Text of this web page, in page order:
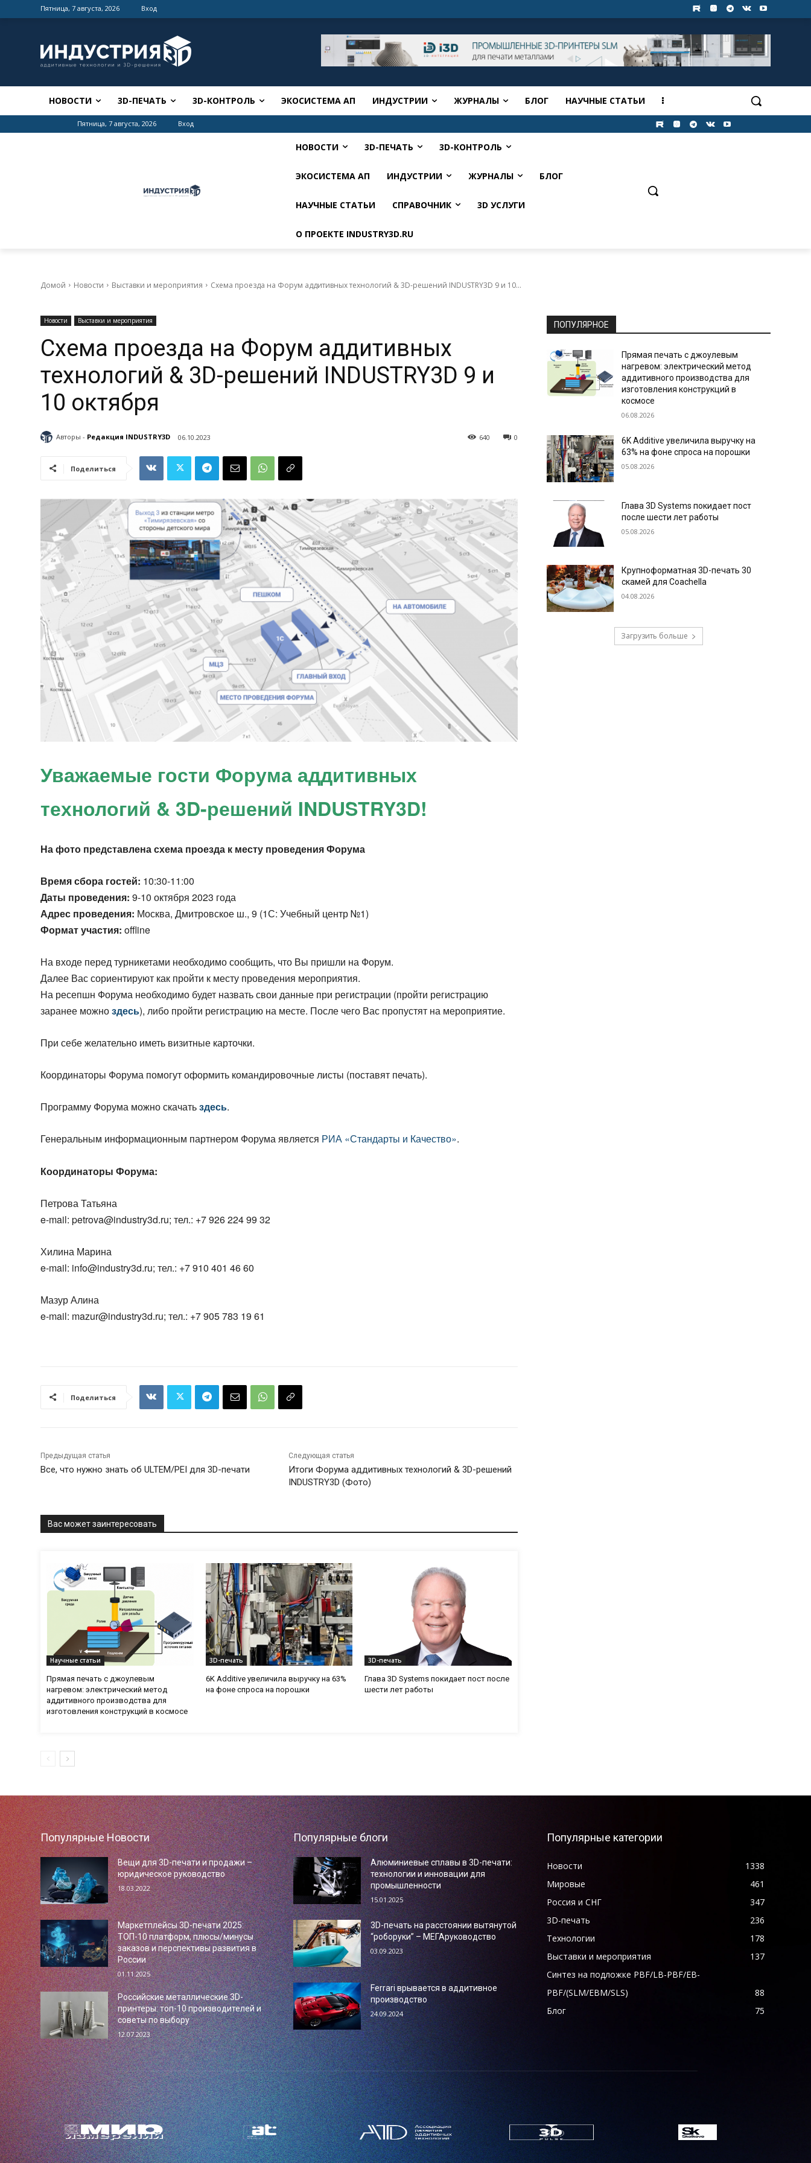
Пятница, 7 августа, 2026 Вход
НОВОСТИ 3D-ПЕЧАТЬ 3D-КОНТРОЛЬ ЭКОСИСТЕМА АП ИНДУСТРИИ ЖУРНАЛЫ БЛОГ НАУЧНЫЕ СТАТЬИ
Пятница, 7 августа, 2026 Вход
НОВОСТИ 3D-ПЕЧАТЬ 3D-КОНТРОЛЬ
ЭКОСИСТЕМА АП ИНДУСТРИИ ЖУРНАЛЫ БЛОГ
НАУЧНЫЕ СТАТЬИ СПРАВОЧНИК 3D УСЛУГИ
О ПРОЕКТЕ INDUSTRY3D.RU
Домой Новости Выставки и мероприятия Схема проезда на Форум аддитивных технологий & 3D-решений INDUSTRY3D 9 и 10...
Новости Выставки и мероприятия
Схема проезда на Форум аддитивных
технологий & 3D-решений INDUSTRY3D 9 и
10 октября
Авторы - Редакция INDUSTRY3D 06.10.2023 0
640
Поделиться
Уважаемые гости Форума аддитивных
технологий & 3D-решений INDUSTRY3D!
На фото представлена схема проезда к месту проведения Форума
Время сбора гостей: 10:30-11:00
Даты проведения:9-10 октября 2023 года
Адрес проведения: Москва, Дмитровское ш., 9 (1С: Учебный центр №1)
Формат участия:offline
На входе перед турникетами необходимо сообщить, что Вы пришли на Форум.
Далее Вас сориентируют как пройти к месту проведения мероприятия.
На ресепшн Форума необходимо будет назвать свои данные при регистрации (пройти регистрацию
заранее можноздесь), либо пройти регистрацию на месте. После чего Вас пропустят на мероприятие.
При себе желательно иметь визитные карточки.
Координаторы Форума помогут оформить командировочные листы (поставят печать).
Программу Форума можно скачатьздесь.
Генеральным информационным партнером Форума является РИА «Стандарты и Качество».
Координаторы Форума:
Петрова Татьяна
e-mail: petrova@industry3d.ru; тел.: +7 926 224 99 32
Хилина Марина
e-mail: info@industry3d.ru; тел.: +7 910 401 46 60
Мазур Алина
e-mail: mazur@industry3d.ru; тел.: +7 905 783 19 61
Поделиться
Предыдущая статья
Все, что нужно знать об ULTEM/PEI для 3D-печати
Следующая статья
Итоги Форума аддитивных технологий & 3D-решений
INDUSTRY3D (Фото)
Вас может заинтересовать
Научные статьи
Прямая печать с джоулевым
нагревом: электрический метод
аддитивного производства для
изготовления конструкций в космосе
3D-печать
6K Additive увеличила выручку на 63%
на фоне спроса на порошки
3D-печать
Глава 3D Systems покидает пост после
шести лет работы
ПОПУЛЯРНОЕ
Прямая печать с джоулевым
нагревом: электрический метод
аддитивного производства для
изготовления конструкций в
космосе
06.08.2026
6K Additive увеличила выручку на
63% на фоне спроса на порошки
05.08.2026
Глава 3D Systems покидает пост
после шести лет работы
05.08.2026
Крупноформатная 3D-печать 30
скамей для Coachella
04.08.2026
Загрузить больше
Популярные Новости
Вещи для 3D-печати и продажи –
юридическое руководство
18.03.2022
Маркетплейсы 3D-печати 2025:
ТОП-10 платформ, плюсы/минусы
заказов и перспективы развития в
России
01.11.2025
Российские металлические 3D-
принтеры: топ-10 производителей и
советы по выбору
12.07.2023
Популярные блоги
Алюминиевые сплавы в 3D-печати:
технологии и инновации для
промышленности
15.01.2025
3D-печать на расстоянии вытянутой
“роборуки” – МЕГАруководство
03.09.2023
Ferrari врывается в аддитивное
производство
24.09.2024
Популярные категории
Новости
1338
Мировые
461
Россия и СНГ
347
3D-печать
236
Технологии
178
Выставки и мероприятия
137
Синтез на подложке PBF/LB-PBF/EB-
PBF/(SLM/EBM/SLS)
88
Блог
75